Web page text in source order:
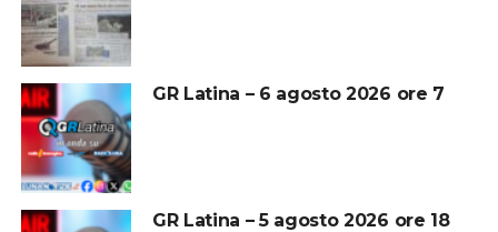
GR Latina – 6 agosto 2026 ore 7
GR Latina – 5 agosto 2026 ore 18